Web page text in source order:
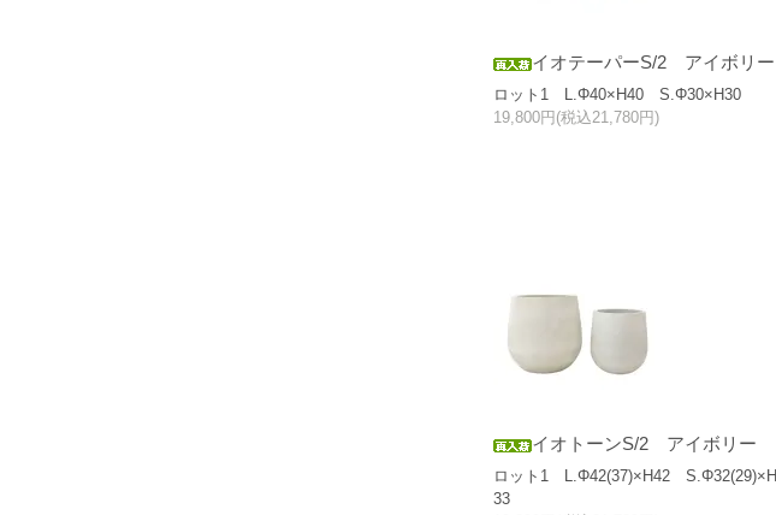
イオテーパーS/2 アイボリー
ロット1 L.Φ40×H40 S.Φ30×H30
19,800円(税込21,780円)
イオトーンS/2 アイボリー
ロット1 L.Φ42(37)×H42 S.Φ32(29)×H
33